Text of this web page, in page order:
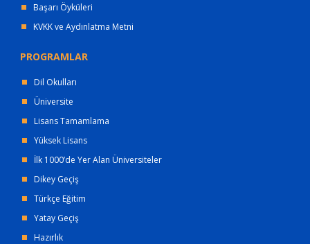
Başarı Öyküleri
KVKK ve Aydınlatma Metni
PROGRAMLAR
Dil Okulları
Üniversite
Lisans Tamamlama
Yüksek Lisans
İlk 1000’de Yer Alan Üniversiteler
Dikey Geçiş
Türkçe Eğitim
Yatay Geçiş
Hazırlık